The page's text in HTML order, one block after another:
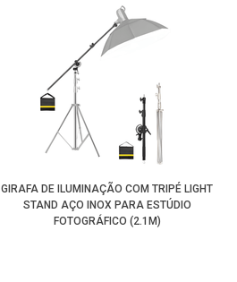
GIRAFA DE ILUMINAÇÃO COM TRIPÉ LIGHT
STAND AÇO INOX PARA ESTÚDIO
FOTOGRÁFICO (2.1M)